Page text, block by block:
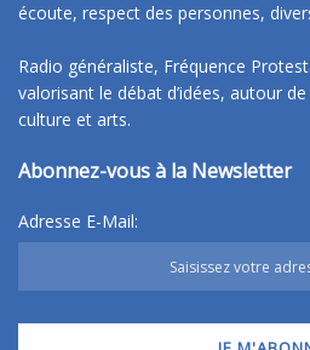
écoute, respect des personnes,
Radio généraliste, Fréquence
valorisant le débat d’idées, autour
culture et arts.
Abonnez-vous à la Newsletter
Adresse E-Mail: